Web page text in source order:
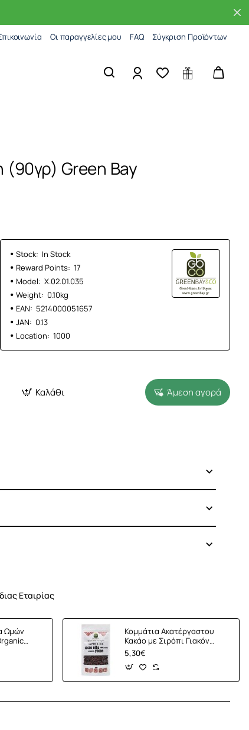
Οι παραγγελίες μου FAQ Σύγκριση Προϊόντων
(90γρ) Green Bay
Stock: In Stock
Reward Points: 17
Model: Χ.02.01.035
Weight: 0.10kg
EAN: 5214000051657
JAN: 0.13
Location: 1000
Καλάθι Άμεση αγορά
Εταιρίας
Ωμών
Κομμάτια Ακατέργαστου
Κακάο με Σιρόπι Γιακόν
'Yacon' (100γρ) Green Bay
5,30€